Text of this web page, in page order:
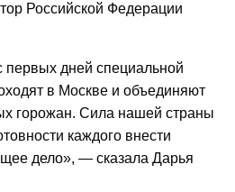
Российской Федерации
первых дней специальной
в Москве и объединяют
горожан. Сила нашей страны
каждого внести
дело», — сказала Дарья